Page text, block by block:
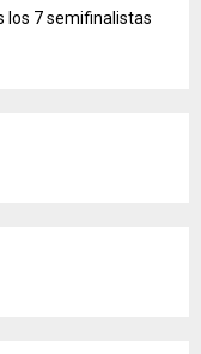
los 7 semifinalistas